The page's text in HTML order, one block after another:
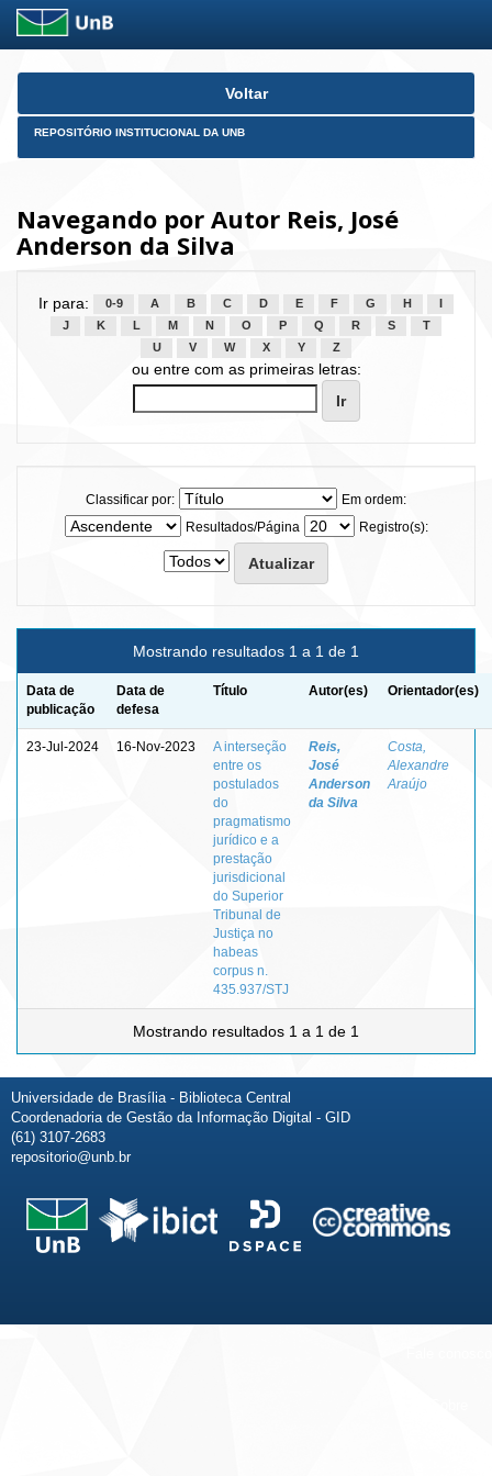
Skip
Voltar
REPOSITÓRIO INSTITUCIONAL DA UNB
Navegando por Autor Reis, José
Anderson da Silva
Ir para: 0-9 A B C D E F G H
J
K L M N O P Q R S
T
U
V W X Y Z
ou entre com as primeiras letras:
Classificar por:
Em ordem:
Resultados/Página
Registro(s):
Mostrando resultados 1 a 1 de 1
Data de
publicação
Data de
defesa
Título Autor(es) Orientador(es)
23-Jul-2024 16-Nov-2023
A interseção
entre os
postulados
do
pragmatismo
jurídico e a
prestação
jurisdicional
do Superior
Tribunal de
Justiça no
habeas
corpus n.
435.937/STJ
Reis,
José
Anderson
da Silva
Costa,
Alexandre
Araújo
Mostrando resultados 1 a 1 de 1
Universidade de Brasília - Biblioteca Central
Coordenadoria de Gestão da Informação Digital - GID
(61) 3107-2683
repositorio@unb.br